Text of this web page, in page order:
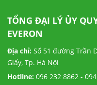
TỔNG ĐẠI LÝ ỦY
EVERON
Địa chỉ: Số 51 đường Trần
Giấy, Tp. Hà Nội
Hotline: 096 232 8862 -